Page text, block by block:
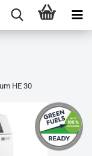
HE 30